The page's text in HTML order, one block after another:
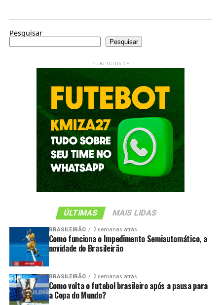
Pesquisar
Pesquisar
PUBLICIDADE
ÚLTIMAS MAIS LIDAS
BRASILEIRÃO 2 semanas atrás
Como funciona o Impedimento Semiautomático, a
novidade do Brasileirão
BRASILEIRÃO 2 semanas atrás
Como volta o futebol brasileiro após a pausa para
a Copa do Mundo?